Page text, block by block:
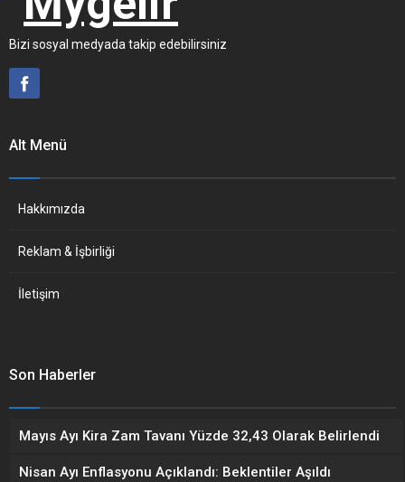
Bizi sosyal medyada takip edebilirsiniz
Alt Menü
Hakkımızda
Reklam & İşbirliği
İletişim
Son Haberler
Mayıs Ayı Kira Zam Tavanı Yüzde 32,43 Olarak Belirlendi
Nisan Ayı Enflasyonu Açıklandı: Beklentiler Aşıldı